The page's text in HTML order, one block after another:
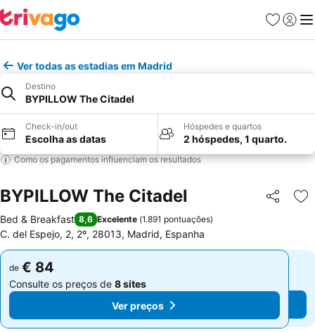
Favoritos
Iniciar
Ver todas as estadias em Madrid
Destino
BYPILLOW The Citadel
Check-in/out
Escolha as datas
Hóspedes e quartos
2 hóspedes, 1 quarto.
Como os pagamentos influenciam os resultados
BYPILLOW The Citadel Partilhar
Bed & Breakfast 8,6 Excelente (1.891 pontuações)
C. del Espejo, 2, 2º, 28013, Madrid, Espanha
de € 84
Consulte os preços de 8 sites
Ver preços
de € 84
Consulte os preços de 8 sites
Ver preços